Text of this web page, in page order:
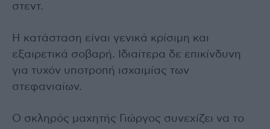
στεντ.
Η κατάσταση είναι γενικά κρίσιμη και
εξαιρετικά σοβαρή. Ιδιαίτερα δε επικίνδυνη
για τυχόν υποτροπή ισχαιμίας των
στεφανιαίων.
Ο σκληρός μαχητής Γιώργος συνεχίζει να το